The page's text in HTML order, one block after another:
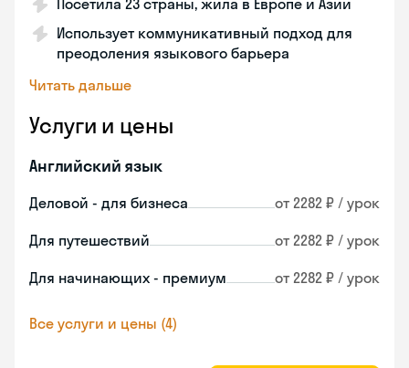
Посетила 23 страны, жила в Европе и Азии
Использует коммуникативный подход для
преодоления языкового барьера
Читать дальше
Услуги и цены
Английский язык
Деловой - для бизнеса от 2282 ₽ / урок
Для путешествий от 2282 ₽ / урок
Для начинающих - премиум от 2282 ₽ / урок
Все услуги и цены (4)